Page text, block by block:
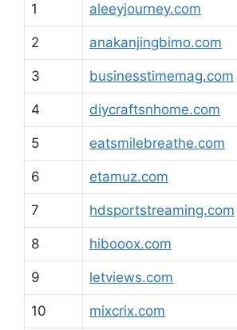
1 aleeyjourney.com
2 anakanjingbimo.com
3 businesstimemag.com
4 diycraftsnhome.com
5 eatsmilebreathe.com
6 etamuz.com
7 hdsportstreaming.com
8 hibooox.com
9 letviews.com
10 mixcrix.com